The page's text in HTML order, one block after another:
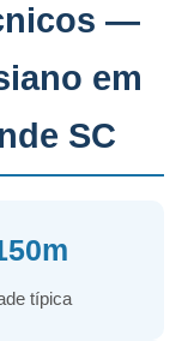
—
em
SC
típica